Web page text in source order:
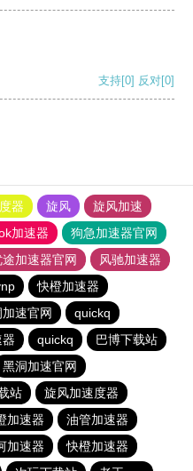
支持[0] 反对[0]
器 旋风
旋风加速
加速器
狗急加速器官网
途加速器官网
风驰加速器
快橙加速器
速官网
quickq
quickq
巴博下载站
黑洞加速官网
站
旋风加速度器
加速器
油管加速器
加速器
快橙加速器